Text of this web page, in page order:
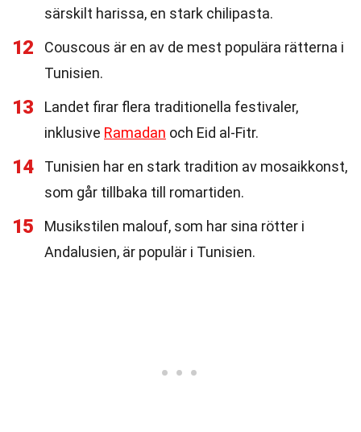
särskilt harissa, en stark chilipasta.
12
Couscous är en av de mest populära rätterna i
Tunisien.
13
Landet firar flera traditionella festivaler,
inklusive Ramadan och Eid al-Fitr.
14
Tunisien har en stark tradition av mosaikkonst,
som går tillbaka till romartiden.
15
Musikstilen malouf, som har sina rötter i
Andalusien, är populär i Tunisien.